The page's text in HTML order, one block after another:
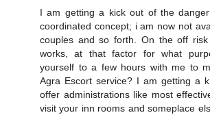
I am getting a kick out of the
coordinated concept; i am now not
couples and so forth. On the off
works, at that factor for what
yourself to a few hours with me to
Agra Escort service? I am getting a
offer administrations like most
visit your inn rooms and someplace